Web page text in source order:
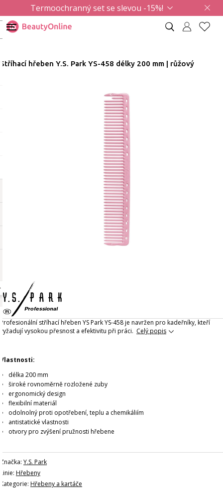
Termoochranný set se slevou -15%!
Stříhací hřeben Y.S. Park YS-458 délky 200 mm | růžový
Profesionální stříhací hřeben YS Park YS-458 je navržen pro kadeřníky, kteří
vyžadují vysokou přesnost a efektivitu při práci. Celý popis
Vlastnosti:
délka 200 mm
široké rovnoměrně rozložené zuby
ergonomický design
flexibilní materiál
odolnolný proti opotřebení, teplu a chemikáliím
antistatické vlastnosti
otvory pro zvýšení pružnosti hřebene
Značka: Y.S. Park
Linie: Hřebeny
Kategorie: Hřebeny a kartáče